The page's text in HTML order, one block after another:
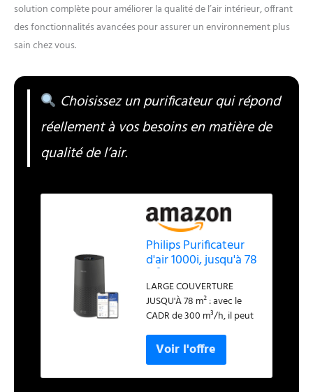
solution complète pour améliorer la qualité de l’air intérieur, offrant
des fonctionnalités avancées pour assurer un environnement plus
sain chez vous.
Choisissez un purificateur qui répond
réellement à vos besoins en matière de
qualité de l’air.
Philips Purificateur
d'air 1000i, jusqu'à 78
m², 15dB(A)*,
Noir/gris
LARGE COUVERTURE
JUSQU'À 78 m² : avec le
CADR de 300 m³/h, il peut
purifier 20 m2 en moins de
10 min (1). FILTRATION
HEPA À 3 COUCHES :
capture 99,97 % des